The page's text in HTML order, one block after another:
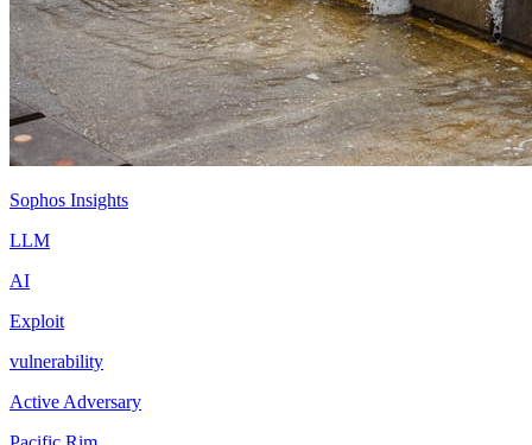
Sophos Insights
LLM
AI
Exploit
vulnerability
Active Adversary